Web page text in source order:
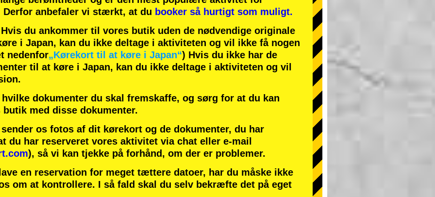
Derfor anbefaler vi stærkt, at du booker så hurtigt som muligt.
du ankommer til vores butik uden de nødvendige originale
i Japan, kan du ikke deltage i aktiviteten og vil ikke få nogen
nedenfor„Kørekort til at køre i Japan“) Hvis du ikke har de
til at køre i Japan, kan du ikke deltage i aktiviteten og vil
dokumenter du skal fremskaffe, og sørg for at du kan
med disse dokumenter.
os fotos af dit kørekort og de dokumenter, du har
du har reserveret vores aktivitet via chat eller e-mail
), så vi kan tjekke på forhånd, om der er problemer.
en reservation for meget tættere datoer, har du måske ikke
om at kontrollere. I så fald skal du selv bekræfte det på eget